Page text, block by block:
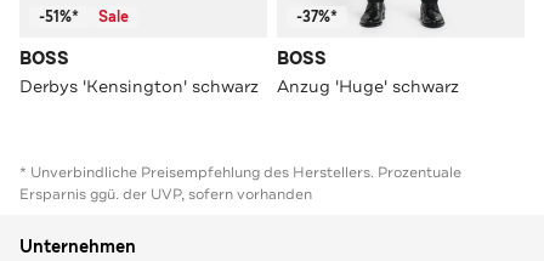
-51%* Sale
BOSS
Derbys 'Kensington' schwarz
-37%*
BOSS
Anzug 'Huge' schwarz
* Unverbindliche Preisempfehlung des Herstellers. Prozentuale
Ersparnis ggü. der UVP, sofern vorhanden
Unternehmen